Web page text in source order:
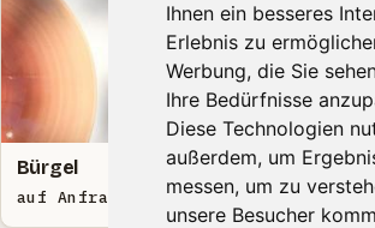
Ihnen ein besseres
Erlebnis zu
Werbung, die Sie
Ihre Bedürfnisse
Diese Technologien
außerdem, um
messen, um zu
unsere Besucher
Bürgel
auf Anfrage EUR auf